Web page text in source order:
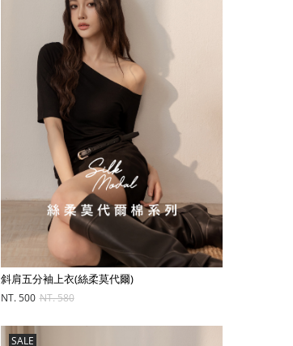
斜肩五分袖上衣(絲柔莫代爾)
NT. 500 NT. 580
SALE